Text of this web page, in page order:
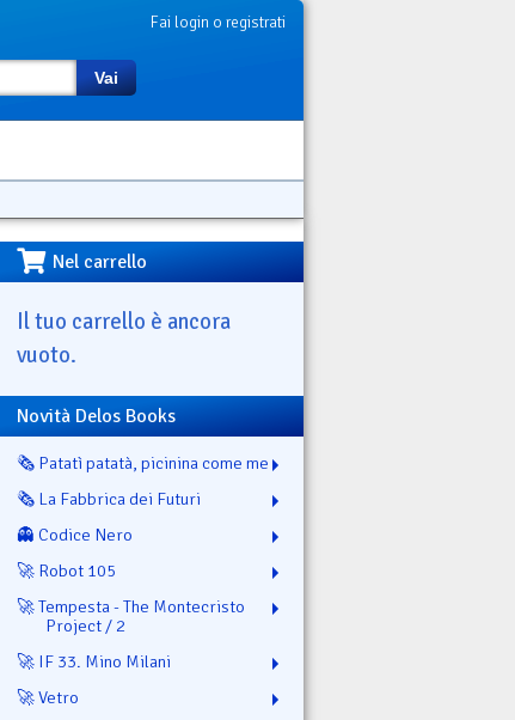
Fai login o registrati
Vai
Nel carrello
Il tuo carrello è ancora
vuoto.
Novità Delos Books
🗞️ Patatì patatà, picinina come me
🗞️ La Fabbrica dei Futuri
👻 Codice Nero
🚀 Robot 105
🚀 Tempesta - The Montecristo
Project / 2
🚀 IF 33. Mino Milani
🚀 Vetro